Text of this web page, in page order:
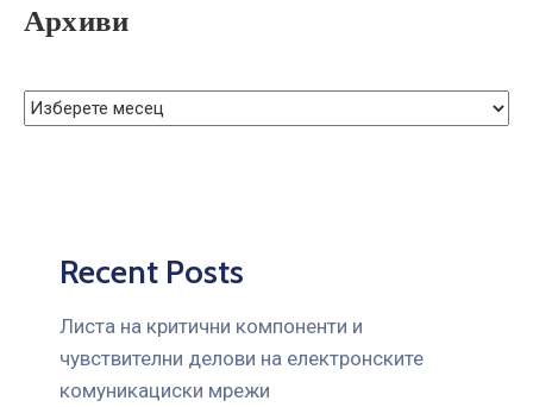
Архиви
Recent Posts
Листа на критични компоненти и
чувствителни делови на електронските
комуникациски мрежи